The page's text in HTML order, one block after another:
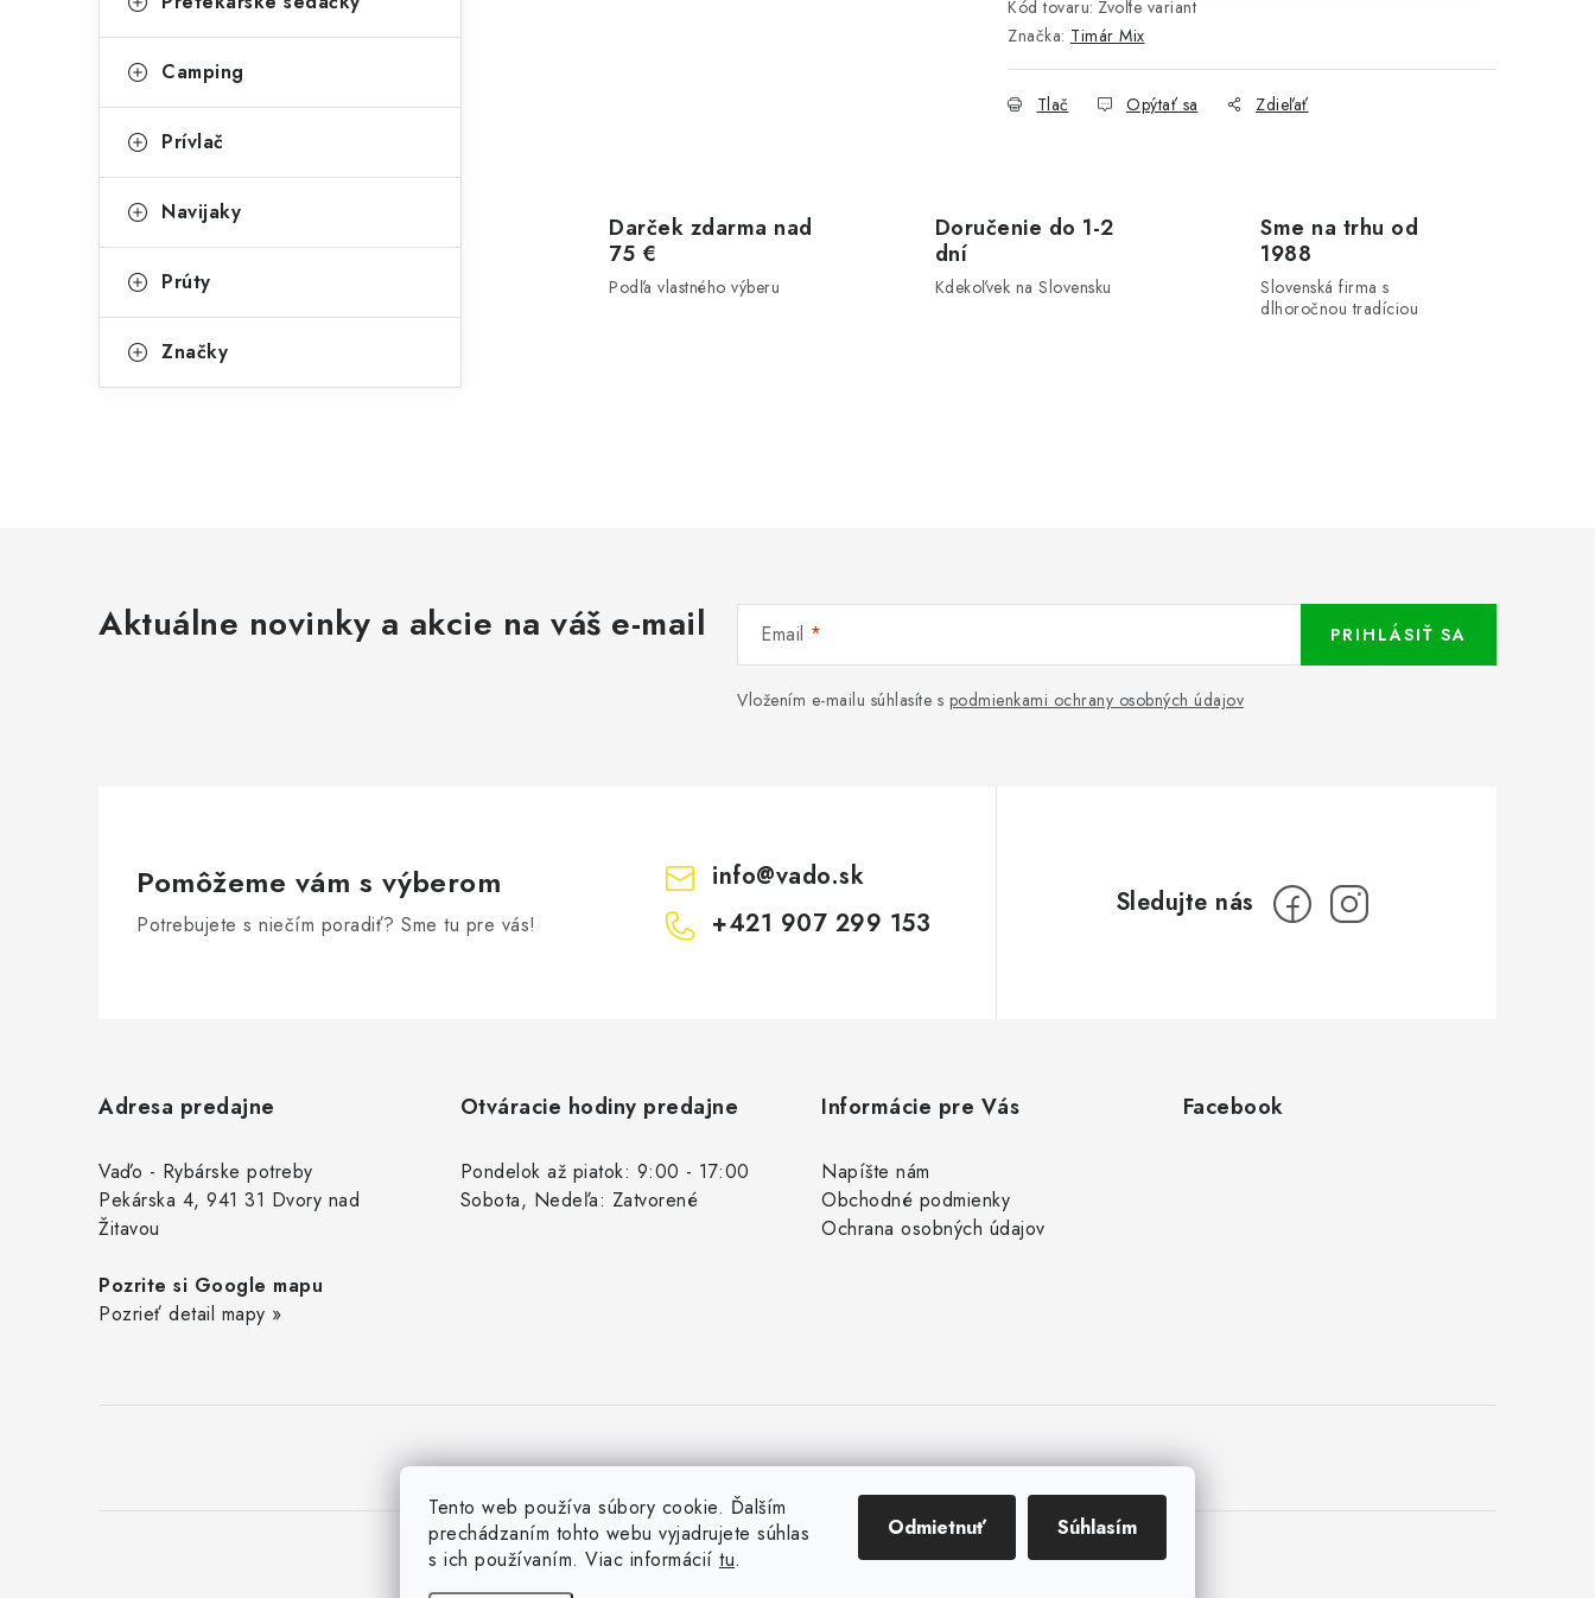
Tento web používa súbory cookie. Ďalším
prechádzaním tohto webu vyjadrujete súhlas
s ich používaním. Viac informácií tu.
Odmietnuť Súhlasím
Camping
Prívlač
Navijaky
Prúty
Značky
Kód tovaru: Zvoľte variant
Značka: Timár Mix
Tlač Opýtať sa Zdieľať
Darček zdarma nad
75 €
Podľa vlastného výberu
Doručenie do 1-2
dní
Kdekoľvek na Slovensku
Sme na trhu od
1988
Slovenská firma s
dlhoročnou tradíciou
Aktuálne novinky a akcie na váš e-mail Email
Vložením e-mailu súhlasíte s podmienkami ochrany osobných údajov
PRIHLÁSIŤ SA
Pomôžeme vám s výberom
Potrebujete s niečím poradiť? Sme tu pre vás!
info@vado.sk
+421 907 299 153
Adresa predajne
Vaďo - Rybárske potreby
Pekárska 4, 941 31 Dvory nad
Žitavou
Pozrite si Google mapu
Pozrieť detail mapy »
Otváracie hodiny predajne
Pondelok až piatok: 9:00 - 17:00
Sobota, Nedeľa: Zatvorené
Informácie pre Vás
Napíšte nám
Obchodné podmienky
Ochrana osobných údajov
Facebook
Copyright 2026Rybárske potreby Vaďo.sk